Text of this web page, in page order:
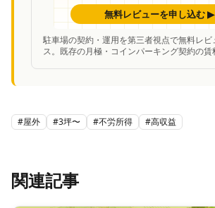
駐車場の契約・運用を第三者視点で無料レ
ス。既存の月極・コインパーキング契約の賃
#屋外 #3坪〜 #不労所得 #高収益
関連記事